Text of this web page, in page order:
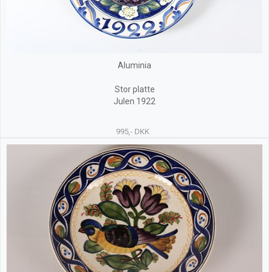
Aluminia
Stor platte
Julen 1922
995,- DKK